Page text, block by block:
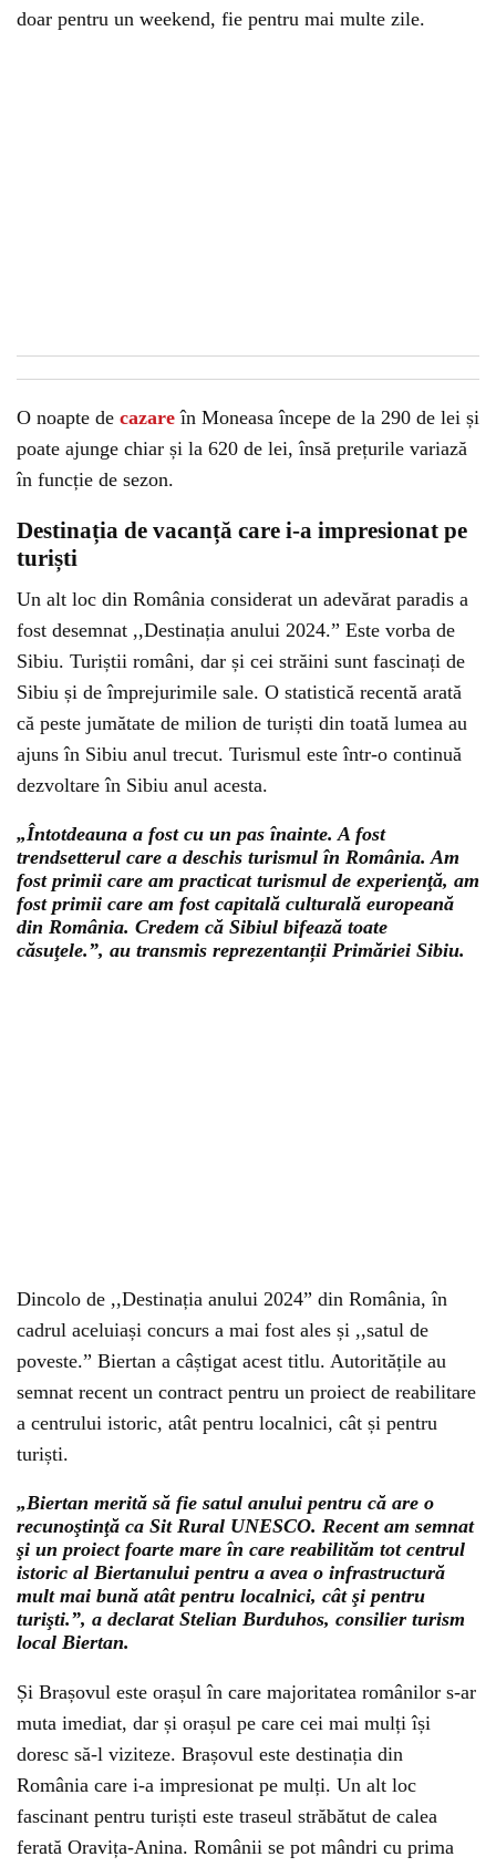
doar pentru un weekend, fie pentru mai multe zile.
O noapte de cazare în Moneasa începe de la 290 de lei și
poate ajunge chiar și la 620 de lei, însă prețurile variază
în funcție de sezon.
Destinația de vacanță care i-a impresionat pe
turiști
Un alt loc din România considerat un adevărat paradis a
fost desemnat ,,Destinația anului 2024.” Este vorba de
Sibiu. Turiștii români, dar și cei străini sunt fascinați de
Sibiu și de împrejurimile sale. O statistică recentă arată
că peste jumătate de milion de turiști din toată lumea au
ajuns în Sibiu anul trecut. Turismul este într-o continuă
dezvoltare în Sibiu anul acesta.
„Întotdeauna a fost cu un pas înainte. A fost
trendsetterul care a deschis turismul în România. Am
fost primii care am practicat turismul de experienţă, am
fost primii care am fost capitală culturală europeană
din România. Credem că Sibiul bifează toate
căsuţele.”, au transmis reprezentanții Primăriei Sibiu.
Dincolo de ,,Destinația anului 2024” din România, în
cadrul aceluiași concurs a mai fost ales și ,,satul de
poveste.” Biertan a câștigat acest titlu. Autoritățile au
semnat recent un contract pentru un proiect de reabilitare
a centrului istoric, atât pentru localnici, cât și pentru
turiști.
„Biertan merită să fie satul anului pentru că are o
recunoştinţă ca Sit Rural UNESCO. Recent am semnat
şi un proiect foarte mare în care reabilităm tot centrul
istoric al Biertanului pentru a avea o infrastructură
mult mai bună atât pentru localnici, cât şi pentru
turişti.”, a declarat Stelian Burduhos, consilier turism
local Biertan.
Și Brașovul este orașul în care majoritatea românilor s-ar
muta imediat, dar și orașul pe care cei mai mulți își
doresc să-l viziteze. Brașovul este destinația din
România care i-a impresionat pe mulți. Un alt loc
fascinant pentru turiști este traseul străbătut de calea
ferată Oravița-Anina. Românii se pot mândri cu prima